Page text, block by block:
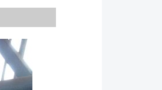
更换损坏的弹簧。除
情况下，弹簧具有很长
近了使用期限。我们建
该支承部位的整套弹
筛板支承轨（若有）